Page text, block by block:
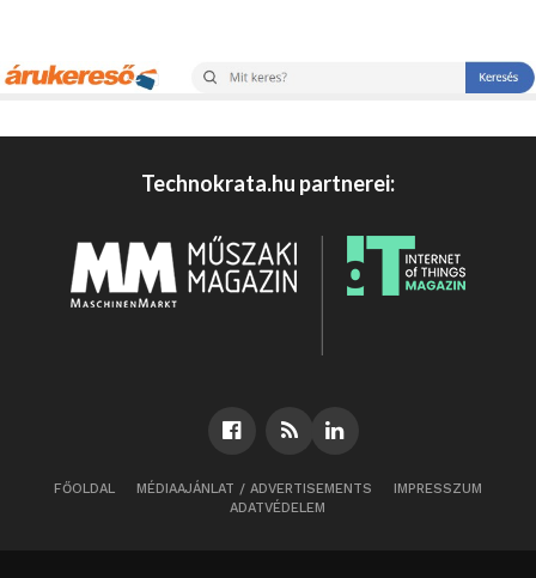
Technokrata.hu partnerei:
FŐOLDAL MÉDIAAJÁNLAT / ADVERTISEMENTS
IMPRESSZUM
ADATVÉDELEM